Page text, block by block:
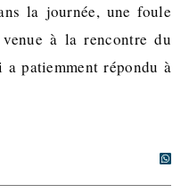
la journée, une foule
à la rencontre du
a patiemment répondu à